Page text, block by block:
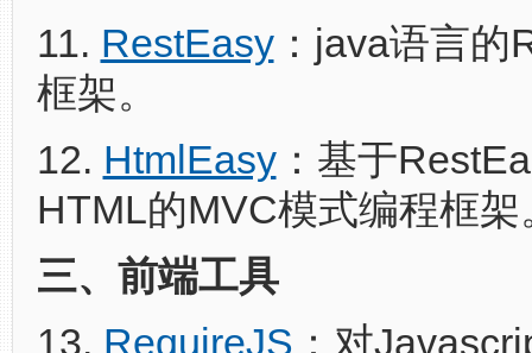
11. RestEasy：java语言的
框架。
12. HtmlEasy：基于
HTML的MVC模式编程框架
三、前端工具
13. RequireJS ：对